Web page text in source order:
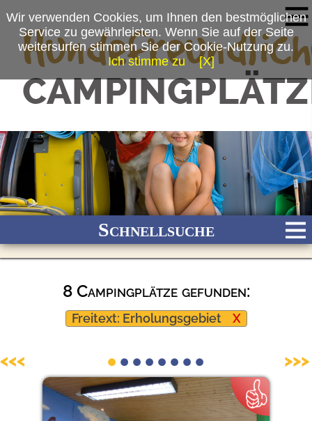
Schnellsuche
Fluss Meer Gebirge See
Wald/Wiesen
Ganzjährig geöffnet
Hundefreundliche Campingplätze
8 Campingplätze gefunden:
Freitext: Erholungsgebiet X
<<< >>>
Wir verwenden Cookies, um Ihnen den bestmöglichen
Service zu gewährleisten. Wenn Sie auf der Seite
weitersurfen stimmen Sie der Cookie-Nutzung zu.
Ich stimme zu
[X]